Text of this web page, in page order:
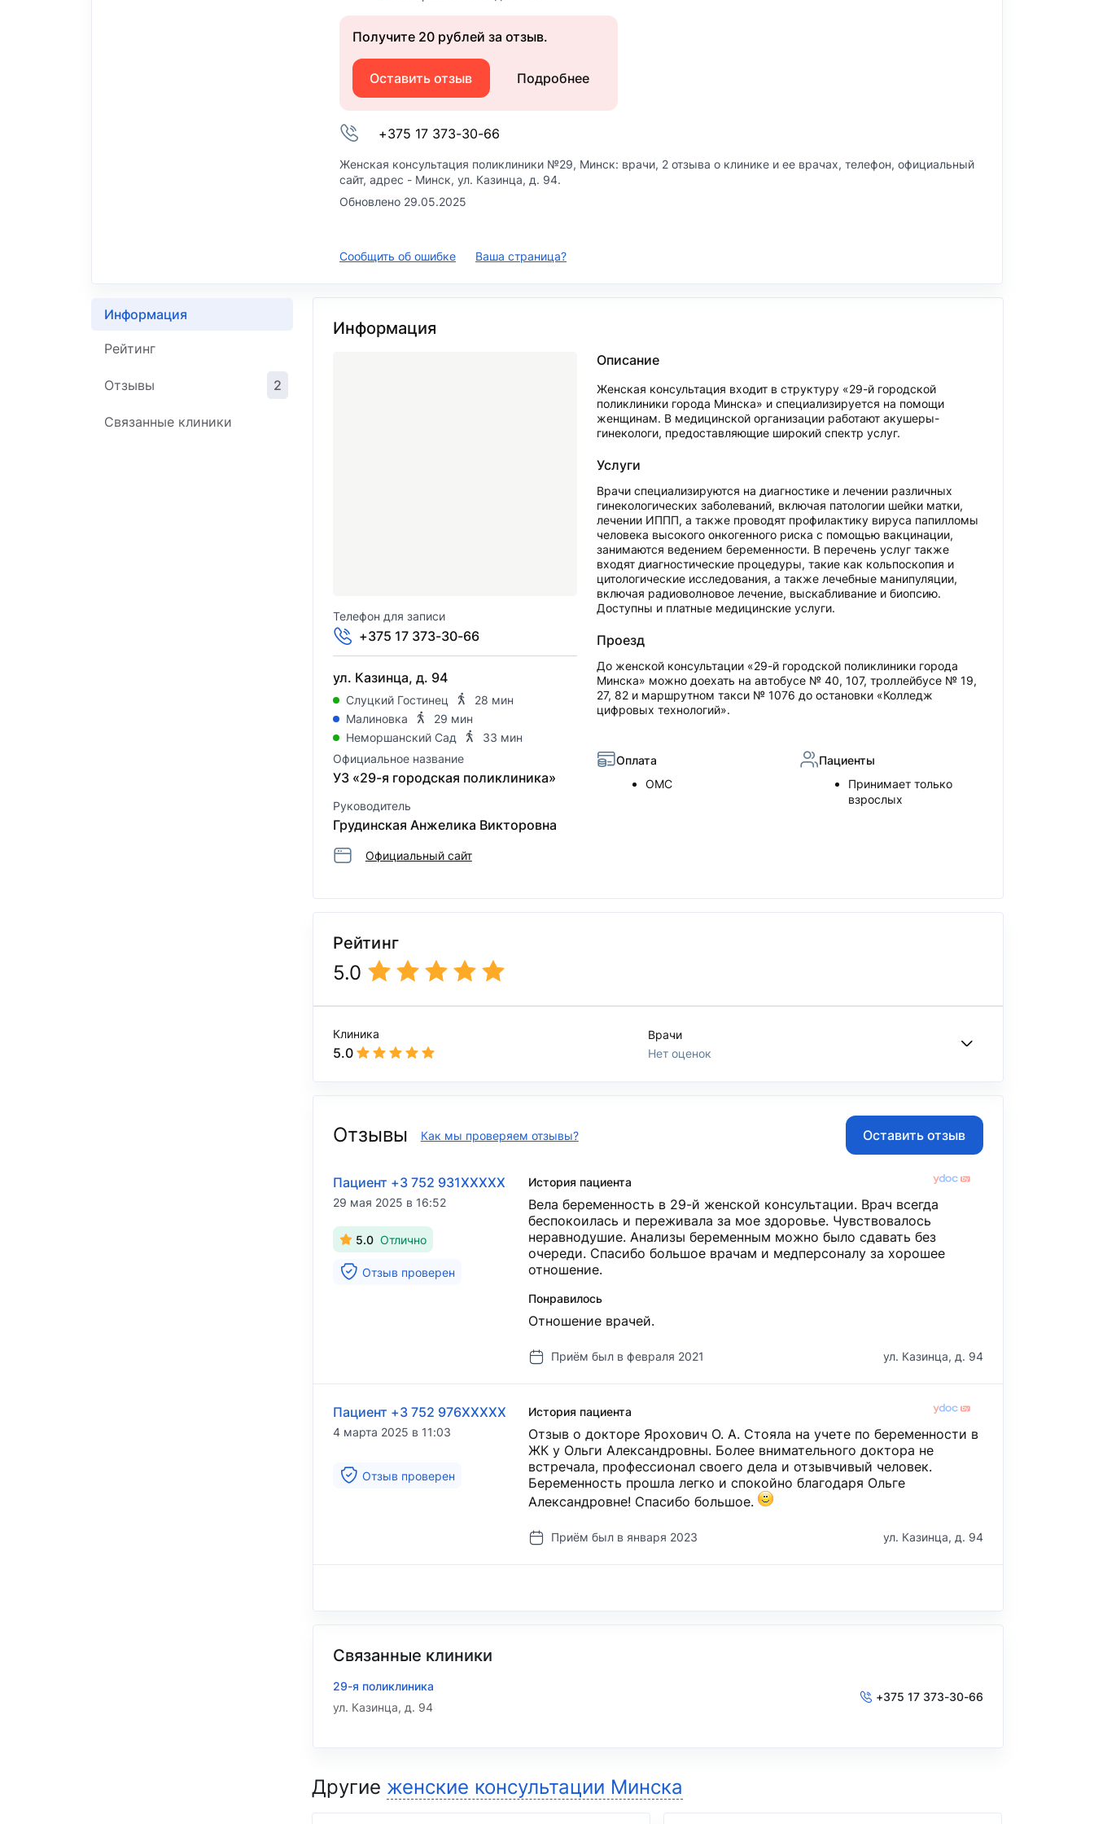
Получите 20 рублей за отзыв.
Оставить отзыв Подробнее
+375 17 373-30-66
Женская консультация поликлиники №29, Минск: врачи, 2 отзыва о клинике и ее врачах, телефон, официальный
сайт, адрес - Минск, ул. Казинца, д. 94.
Обновлено 29.05.2025
Сообщить об ошибке Ваша страница?
Информация
Рейтинг
Отзывы 2
Связанные клиники
Информация
Телефон для записи
+375 17 373-30-66
ул. Казинца, д. 94
Слуцкий Гостинец
28 мин
Малиновка
29 мин
Неморшанский Сад
33 мин
Официальное название
УЗ «29-я городская поликлиника»
Руководитель
Грудинская Анжелика Викторовна
Официальный сайт
Описание
Женская консультация входит в структуру «29-й городской
поликлиники города Минска» и специализируется на помощи
женщинам. В медицинской организации работают акушеры-
гинекологи, предоставляющие широкий спектр услуг.
Услуги
Врачи специализируются на диагностике и лечении различных
гинекологических заболеваний, включая патологии шейки матки,
лечении ИППП, а также проводят профилактику вируса папилломы
человека высокого онкогенного риска с помощью вакцинации,
занимаются ведением беременности. В перечень услуг также
входят диагностические процедуры, такие как кольпоскопия и
цитологические исследования, а также лечебные манипуляции,
включая радиоволновое лечение, выскабливание и биопсию.
Доступны и платные медицинские услуги.
Проезд
До женской консультации «29-й городской поликлиники города
Минска» можно доехать на автобусе № 40, 107, троллейбусе № 19,
27, 82 и маршрутном такси № 1076 до остановки «Колледж
цифровых технологий».
Оплата
ОМС
Пациенты
Принимает только
взрослых
Рейтинг
5.0
Клиника
5.0
Врачи
Нет оценок
Отзывы Как мы проверяем отзывы? Оставить отзыв
Пациент +3 752 931XXXXX
29 мая 2025 в 16:52
5.0 Отлично
Отзыв проверен
История пациента
Вела беременность в 29-й женской консультации. Врач всегда
беспокоилась и переживала за мое здоровье. Чувствовалось
неравнодушие. Анализы беременным можно было сдавать без
очереди. Спасибо большое врачам и медперсоналу за хорошее
отношение.
Понравилось
Отношение врачей.
Приём был в февраля 2021 ул. Казинца, д. 94
Пациент +3 752 976XXXXX
4 марта 2025 в 11:03
Отзыв проверен
История пациента
Отзыв о докторе Ярохович О. А. Стояла на учете по беременности в
ЖК у Ольги Александровны. Более внимательного доктора не
встречала, профессионал своего дела и отзывчивый человек.
Беременность прошла легко и спокойно благодаря Ольге
Александровне! Спасибо большое.
Приём был в января 2023 ул. Казинца, д. 94
Связанные клиники
29-я поликлиника
ул. Казинца, д. 94
+375 17 373-30-66
Другие женские консультации Минска